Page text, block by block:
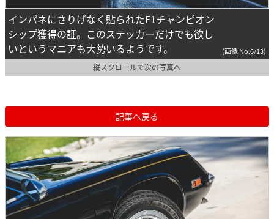
インパネにさりげなく貼られたF1チャンピオン
シップ獲得の証。このステッカーだけでも欲し
いというマニアも大勢いるようです。
(画像 No.6/13)
縦スクロールで次の写真へ
記事へ戻る